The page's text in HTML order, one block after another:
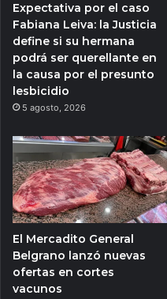
Expectativa por el caso
Fabiana Leiva: la Justicia
define si su hermana
podrá ser querellante en
la causa por el presunto
lesbicidio
5 agosto, 2026
El Mercadito General
Belgrano lanzó nuevas
ofertas en cortes
vacunos